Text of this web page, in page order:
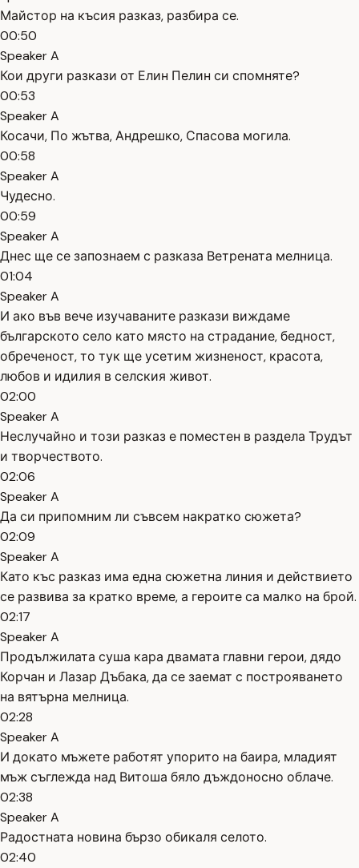
Майстор на късия разказ, разбира се.
00:50
Speaker A
Кои други разкази от Елин Пелин си спомняте?
00:53
Speaker A
Косачи, По жътва, Андрешко, Спасова могила.
00:58
Speaker A
Чудесно.
00:59
Speaker A
Днес ще се запознаем с разказа Ветрената мелница.
01:04
Speaker A
И ако във вече изучаваните разкази виждаме
българското село като място на страдание, бедност,
обреченост, то тук ще усетим жизненост, красота,
любов и идилия в селския живот.
02:00
Speaker A
Неслучайно и този разказ е поместен в раздела Трудът
и творчеството.
02:06
Speaker A
Да си припомним ли съвсем накратко сюжета?
02:09
Speaker A
Като къс разказ има една сюжетна линия и действието
се развива за кратко време, а героите са малко на брой.
02:17
Speaker A
Продължилата суша кара двамата главни герои, дядо
Корчан и Лазар Дъбака, да се заемат с построяването
на вятърна мелница.
02:28
Speaker A
И докато мъжете работят упорито на баира, младият
мъж съглежда над Витоша бяло дъждоносно облаче.
02:38
Speaker A
Радостната новина бързо обикаля селото.
02:40